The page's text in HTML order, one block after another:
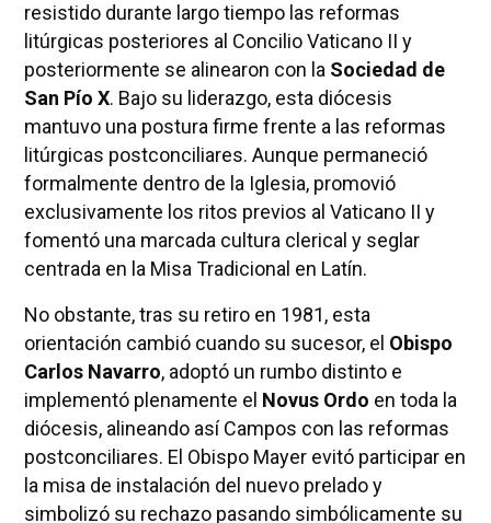
resistido durante largo tiempo las reformas
litúrgicas posteriores al Concilio Vaticano II y
posteriormente se alinearon con la Sociedad de
San Pío X. Bajo su liderazgo, esta diócesis
mantuvo una postura firme frente a las reformas
litúrgicas postconciliares. Aunque permaneció
formalmente dentro de la Iglesia, promovió
exclusivamente los ritos previos al Vaticano II y
fomentó una marcada cultura clerical y seglar
centrada en la Misa Tradicional en Latín.
No obstante, tras su retiro en 1981, esta
orientación cambió cuando su sucesor, el Obispo
Carlos Navarro, adoptó un rumbo distinto e
implementó plenamente el Novus Ordo en toda la
diócesis, alineando así Campos con las reformas
postconciliares. El Obispo Mayer evitó participar en
la misa de instalación del nuevo prelado y
simbolizó su rechazo pasando simbólicamente su